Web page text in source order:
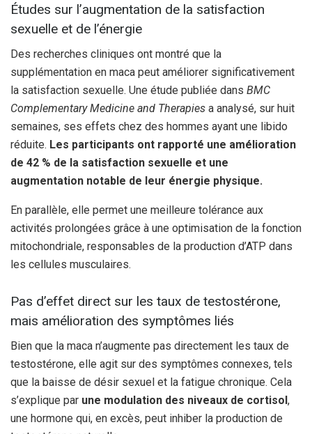
Études sur l’augmentation de la satisfaction
sexuelle et de l’énergie
Des recherches cliniques ont montré que la
supplémentation en maca peut améliorer significativement
la satisfaction sexuelle. Une étude publiée dans BMC
Complementary Medicine and Therapies a analysé, sur huit
semaines, ses effets chez des hommes ayant une libido
réduite. Les participants ont rapporté une amélioration
de 42 % de la satisfaction sexuelle et une
augmentation notable de leur énergie physique.
En parallèle, elle permet une meilleure tolérance aux
activités prolongées grâce à une optimisation de la fonction
mitochondriale, responsables de la production d’ATP dans
les cellules musculaires.
Pas d’effet direct sur les taux de testostérone,
mais amélioration des symptômes liés
Bien que la maca n’augmente pas directement les taux de
testostérone, elle agit sur des symptômes connexes, tels
que la baisse de désir sexuel et la fatigue chronique. Cela
s’explique par une modulation des niveaux de cortisol ,
une hormone qui, en excès, peut inhiber la production de